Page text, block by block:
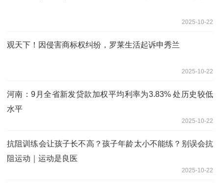
2025-10-22
观天下！因侵害商标权纠纷，罗莱生活起诉申秀兰
2025-10-22
河南：9月全省新发贷款加权平均利率为3.83% 处历史较低
水平
2025-10-22
抗阻训练会让孩子长不高？孩子年龄太小不能练？别误会抗
阻运动｜运动是良医
2025-10-22